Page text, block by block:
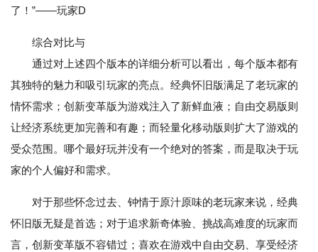
了！”——玩家D
综合对比与
通过对上述四个版本的详细分析可以看出，每个版本都有
其独特的魅力和吸引玩家的亮点。经典怀旧版满足了老玩家的
情怀需求；创新变革版为游戏注入了新鲜血液；自由交易版则
让经济系统更加完善和有趣；而轻量化移动版则扩大了游戏的
受众范围。哪个最好玩并没有一个绝对的答案，而是取决于玩
家的个人偏好和需求。
对于那些怀念过去、钟情于原汁原味的老玩家来说，经典
怀旧版无疑是首选；对于追求新奇体验、挑战高难度的玩家而
言，创新变革版不容错过；喜欢在游戏中自由交易、享受经济